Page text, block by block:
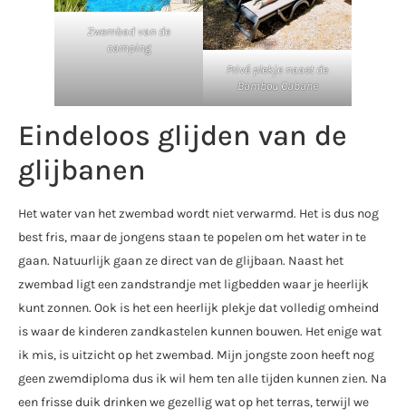
Zwembad van de
camping
Privé plekje naast de
Bambou Cabane
Eindeloos glijden van de
glijbanen
Het water van het zwembad wordt niet verwarmd. Het is dus nog
best fris, maar de jongens staan te popelen om het water in te
gaan. Natuurlijk gaan ze direct van de glijbaan. Naast het
zwembad ligt een zandstrandje met ligbedden waar je heerlijk
kunt zonnen. Ook is het een heerlijk plekje dat volledig omheind
is waar de kinderen zandkastelen kunnen bouwen. Het enige wat
ik mis, is uitzicht op het zwembad. Mijn jongste zoon heeft nog
geen zwemdiploma dus ik wil hem ten alle tijden kunnen zien. Na
een frisse duik drinken we gezellig wat op het terras, terwijl we